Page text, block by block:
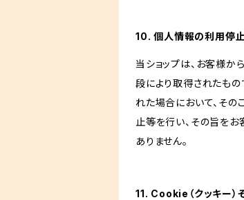
10. 個人情報の利用停
当ショップは、お客様
段により取得されたもの
れた場合において、そ
止等を行い、その旨を
ありません。
11. Cookie（クッキー）